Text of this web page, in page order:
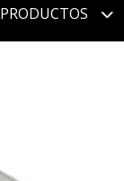
PRODUCTOS